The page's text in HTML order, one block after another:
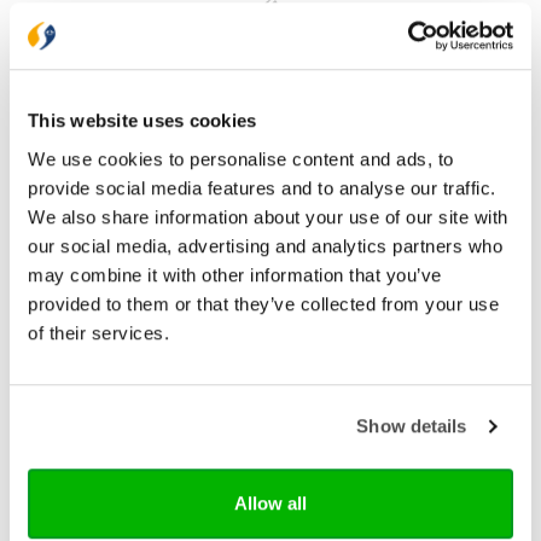
This website uses cookies
We use cookies to personalise content and ads, to
provide social media features and to analyse our traffic.
We also share information about your use of our site with
our social media, advertising and analytics partners who
may combine it with other information that you’ve
provided to them or that they’ve collected from your use
of their services.
Show details
Allow all
Bekijk ook eens